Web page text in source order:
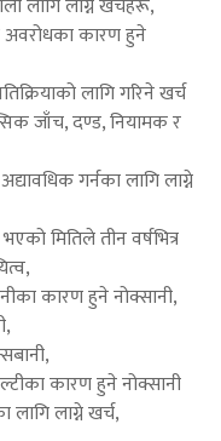
अवरोधका कारण हुने
लागि गरिने खर्च
जाँच, दण्ड, नियामक र
गर्नका लागि लाग्ने
मितिले तीन वर्षभित्र
कारण हुने नोक्सानी,
कारण हुने नोक्सानी
लागि लाग्ने खर्च,